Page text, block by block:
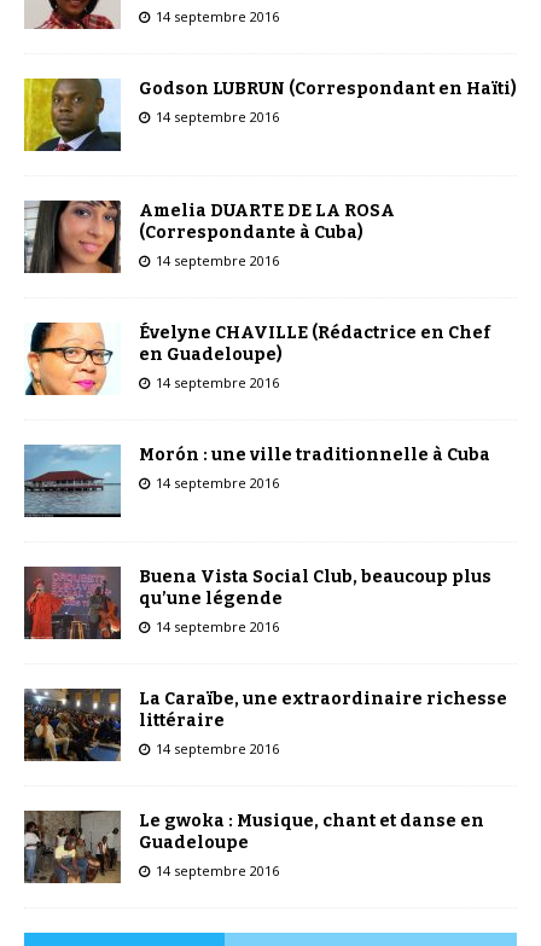
14 septembre 2016
Godson LUBRUN (Correspondant en Haïti)
14 septembre 2016
Amelia DUARTE DE LA ROSA
(Correspondante à Cuba)
14 septembre 2016
Évelyne CHAVILLE (Rédactrice en Chef
en Guadeloupe)
14 septembre 2016
Morón : une ville traditionnelle à Cuba
14 septembre 2016
Buena Vista Social Club, beaucoup plus
qu’une légende
14 septembre 2016
La Caraïbe, une extraordinaire richesse
littéraire
14 septembre 2016
Le gwoka : Musique, chant et danse en
Guadeloupe
14 septembre 2016